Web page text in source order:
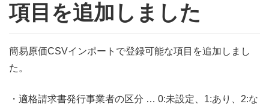
項目を追加しました
簡易原価CSVインポートで登録可能な項目を追加しまし
た。
・適格請求書発行事業者の区分 … 0:未設定、1:あり、2:な